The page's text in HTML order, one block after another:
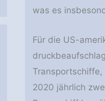
was es
Für die US-
2020 jährlich